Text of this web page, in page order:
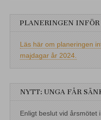
PLANERINGEN
Läs här om planeringen
majdagar år 2024.
NYTT: UNGA FÅR
Enligt beslut vid årsmötet